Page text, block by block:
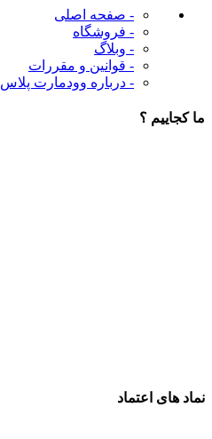
- صفحه اصلی
- فروشگاه
- وبلاگ
- قوانین و مقررات
- درباره وودمارت پلاس
ما کجاییم ؟
نماد های اعتماد